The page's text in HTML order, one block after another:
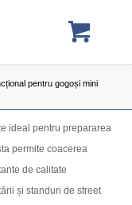
pentru gogoși mini
ideal pentru prepararea
permite coacerea
de calitate
și standuri de street